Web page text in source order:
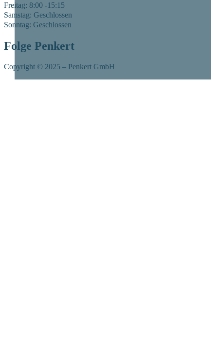
Freitag: 8:00 -15:15
Samstag: Geschlossen
Sonntag: Geschlossen
Folge Penkert
Copyright © 2025 – Penkert GmbH